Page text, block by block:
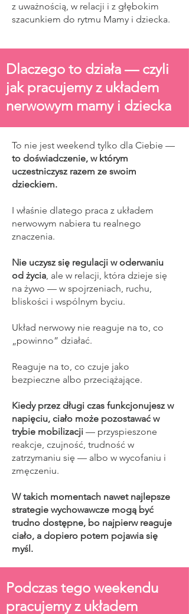
z uważnością, w relacji i z głębokim
szacunkiem do rytmu Mamy i dziecka.
Dlaczego to działa — czyli
jak pracujemy z układem
nerwowym mamy i dziecka
To nie jest weekend tylko dla Ciebie —
to doświadczenie, w którym
uczestniczysz razem ze swoim
dzieckiem.
I właśnie dlatego praca z układem
nerwowym nabiera tu realnego
znaczenia.
Nie uczysz się regulacji w oderwaniu
od życia, ale w relacji, która dzieje się
na żywo — w spojrzeniach, ruchu,
bliskości i wspólnym byciu.
Układ nerwowy nie reaguje na to, co
„powinno” działać.
Reaguje na to, co czuje jako
bezpieczne albo przeciążające.
Kiedy przez długi czas funkcjonujesz w
napięciu, ciało może pozostawać w
trybie mobilizacji — przyspieszone
reakcje, czujność, trudność w
zatrzymaniu się — albo w wycofaniu i
zmęczeniu.
W takich momentach nawet najlepsze
strategie wychowawcze mogą być
trudno dostępne, bo najpierw reaguje
ciało, a dopiero potem pojawia się
myśl.
Podczas tego weekendu
pracujemy z układem